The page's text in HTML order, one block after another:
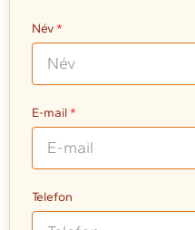
Név
E-mail
Telefon